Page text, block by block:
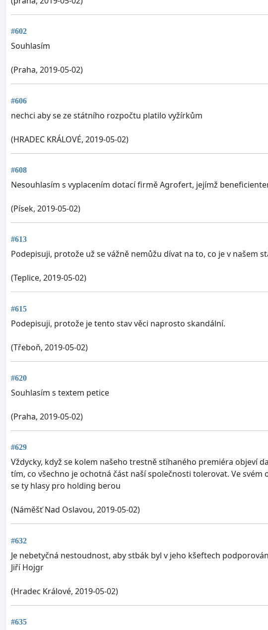
#602
Souhlasím
(Praha, 2019-05-02)
#606
nechci aby se ze státního rozpočtu platilo vyžírkům
(HRADEC KRÁLOVÉ, 2019-05-02)
#608
Nesouhlasím s vyplacením dotací firmě Agrofert, jejímž
(Písek, 2019-05-02)
#613
Podepisuji, protože už se vážně nemůžu dívat na to, co je v našem
(Teplice, 2019-05-02)
#615
Podepisuji, protože je tento stav věci naprosto skandální.
(Třeboň, 2019-05-02)
#620
Souhlasím s textem petice
(Praha, 2019-05-02)
#629
Vždycky, když se kolem našeho trestně stíhaného premiéra objeví
tím, co všechno je ochotná část naší společnosti tolerovat. Ve
se ty hlasy pro holding berou
(Náměšť Nad Oslavou, 2019-05-02)
#632
Je nebetyčná nestoudnost, aby stbák byl v jeho kšeftech
Jiří Hojgr
(Hradec Králové, 2019-05-02)
#635